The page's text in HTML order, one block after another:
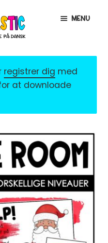
MENU
EXPAND
CHILD
MENU
CHILD
EXPAND
CHILD
MENU
registrer dig med
at downloade